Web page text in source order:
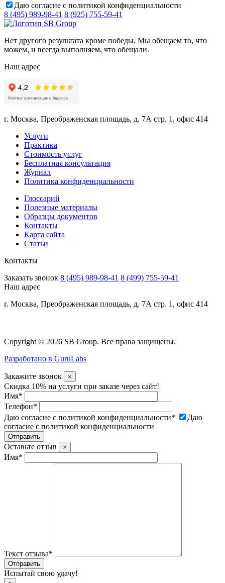
Даю согласие с политикой конфиденциальности
8 (495) 989-98-41 8 (925) 755-59-41
Нет другого результата кроме победы. Мы обещаем то, что
можем, и всегда выполняем, что обещали.
Наш адрес
г. Москва, Преображенская площадь, д. 7А стр. 1, офис 414
Услуги
Практика
Стоимость услуг
Бесплатная консультация
Журнал
Политика конфиденциальности
Глоссарий
Полезные материалы
Образцы документов
Контакты
Карта сайта
Статьи
Контакты
Заказать звонок 8 (495) 989-98-41 8 (499) 755-59-41
Наш адрес
г. Москва, Преображенская площадь, д. 7А стр. 1, офис 414
Copyright © 2026 SB Group. Все права защищены.
Разработано в GuruLabs
Закажите звонок ×
Скидка 10% на услуги при заказе через сайт!
Имя*
Телефон*
Даю согласие с политикой конфиденциальности*
Даю
согласие с политикой конфиденциальности
Оставьте отзыв ×
Имя*
Текст отзыва*
Испытай свою удачу!